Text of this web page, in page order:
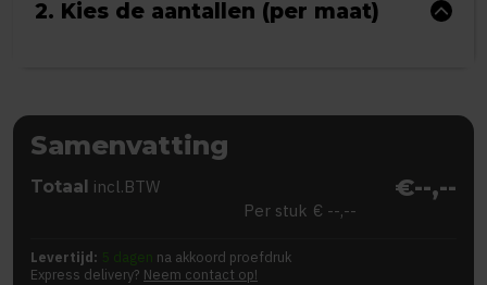
2. Kies de aantallen (per maat)
Samenvatting
Totaal incl.BTW €--,--
Per stuk € --,--
Levertijd: 5 dagen na akkoord proefdruk
Express delivery? Neem contact op!